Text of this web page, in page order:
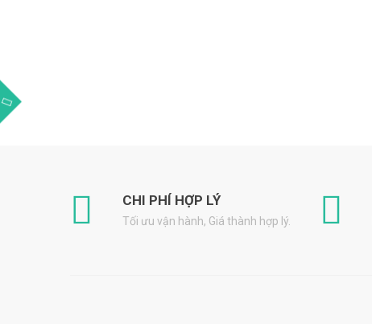
CHI PHÍ HỢP LÝ
Tối ưu vận hành, Giá thành hợp lý.